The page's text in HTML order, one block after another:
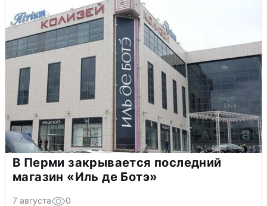
В Перми закрывается последний
магазин «Иль де Ботэ»
7 августа 0